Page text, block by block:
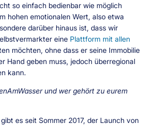
so einfach bedienbar wie möglich
hohen emotionalen Wert, also etwa
darüber hinaus ist, dass wir
eine Plattform mit allen
möchten, ohne dass er seine Immobilie
Hand geben muss, jedoch überregional
kann.
und wer gehört zu eurem
es seit Sommer 2017, der Launch von